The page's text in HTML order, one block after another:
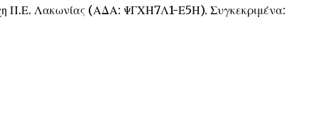
Π.Ε. Λακωνίας (ΑΔΑ: ΨΓΧΗ7Λ1-Ε5Η). Συγκεκριμένα: